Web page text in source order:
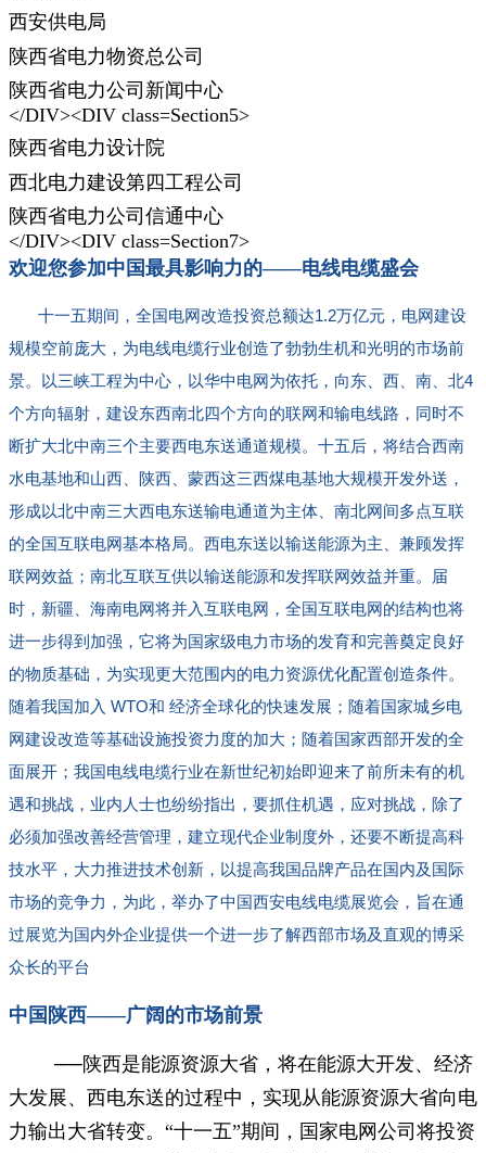
西安供电局
陕西省电力物资总公司
陕西省电力公司新闻中心
</DIV><DIV class=Section5>
陕西省电力设计院
西北电力建设第四工程公司
陕西省电力公司信通中心
</DIV><DIV class=Section7>
欢迎您参加中国最具影响力的——电线电缆盛会
十一五期间，全国电网改造投资总额达1.2万亿元，电网建设
规模空前庞大，为电线电缆行业创造了勃勃生机和光明的市场前
景。以三峡工程为中心，以华中电网为依托，向东、西、南、北4
个方向辐射，建设东西南北四个方向的联网和输电线路，同时不
断扩大北中南三个主要西电东送通道规模。十五后，将结合西南
水电基地和山西、陕西、蒙西这三西煤电基地大规模开发外送，
形成以北中南三大西电东送输电通道为主体、南北网间多点互联
的全国互联电网基本格局。西电东送以输送能源为主、兼顾发挥
联网效益；南北互联互供以输送能源和发挥联网效益并重。届
时，新疆、海南电网将并入互联电网，全国互联电网的结构也将
进一步得到加强，它将为国家级电力市场的发育和完善奠定良好
的物质基础，为实现更大范围内的电力资源优化配置创造条件。
随着我国加入 WTO和 经济全球化的快速发展；随着国家城乡电
网建设改造等基础设施投资力度的加大；随着国家西部开发的全
面展开；我国电线电缆行业在新世纪初始即迎来了前所未有的机
遇和挑战，业内人士也纷纷指出，要抓住机遇，应对挑战，除了
必须加强改善经营管理，建立现代企业制度外，还要不断提高科
技水平，大力推进技术创新，以提高我国品牌产品在国内及国际
市场的竞争力，为此，举办了中国西安电线电缆展览会，旨在通
过展览为国内外企业提供一个进一步了解西部市场及直观的博采
众长的平台
中国陕西——广阔的市场前景
──陕西是能源资源大省，将在能源大开发、经济
大发展、西电东送的过程中，实现从能源资源大省向电
力输出大省转变。“十一五”期间，国家电网公司将投资